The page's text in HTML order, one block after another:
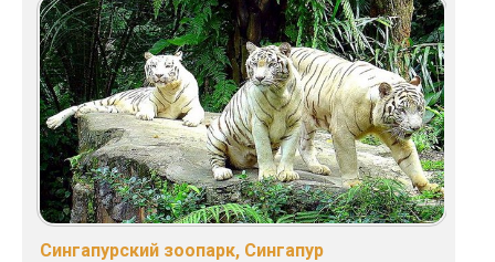
Сингапурский зоопарк, Сингапур